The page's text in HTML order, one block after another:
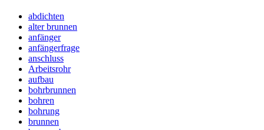
abdichten
alter brunnen
anfänger
anfängerfrage
anschluss
Arbeitsrohr
aufbau
bohrbrunnen
bohren
bohrung
brunnen